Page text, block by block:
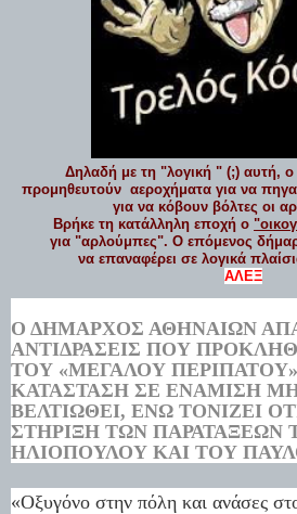
Δηλαδή με τη "λογική " (;) αυτή,
προμηθευτούν αεροχήματα για να
για να κόβουν βόλτες οι
Βρήκε τη κατάλληλη εποχή ο
για "αρλούμπες". Ο επόμενος
να επαναφέρει σε λογικά
ΑΛΕΞ
Ο ΔΉΜΑΡΧΟΣ ΑΘΗΝΑΊΩΝ
ΑΝΤΙΔΡΆΣΕΙΣ ΠΟΥ
ΤΟΥ «ΜΕΓΆΛΟΥ
ΚΑΤΆΣΤΑΣΗ ΣΕ ΕΝΆΜΙΣΗ
ΒΕΛΤΙΩΘΕΊ, ΕΝΏ ΤΟΝΊΖΕΙ
ΣΤΉΡΙΞΗ ΤΩΝ ΠΑΡΑΤΆΞΕΩΝ
ΗΛΙΌΠΟΥΛΟΥ ΚΑΙ ΤΟΥ
«Οξυγόνο στην πόλη και ανάσες